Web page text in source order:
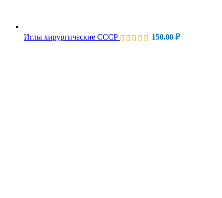
Иглы хирургические СССР 150.00 ₽